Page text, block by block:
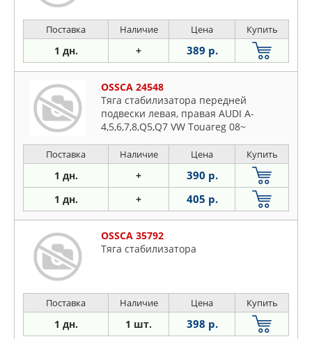
Поставка Наличие Цена Купить
1 дн. + 389 р.
OSSCA 24548
Тяга стабилизатора передней
подвески левая, правая AUDI A-
4,5,6,7,8,Q5,Q7 VW Touareg 08~
Поставка Наличие Цена Купить
1 дн. + 390 р.
1 дн. + 405 р.
OSSCA 35792
Тяга стабилизатора
Поставка Наличие Цена Купить
1 дн. 1 шт. 398 р.